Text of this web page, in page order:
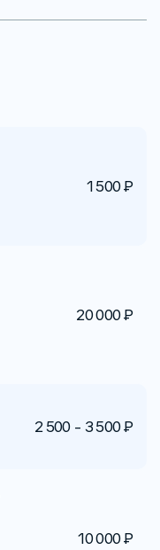
1 500 ₽
20 000 ₽
2 500 - 3 500 ₽
10 000 ₽